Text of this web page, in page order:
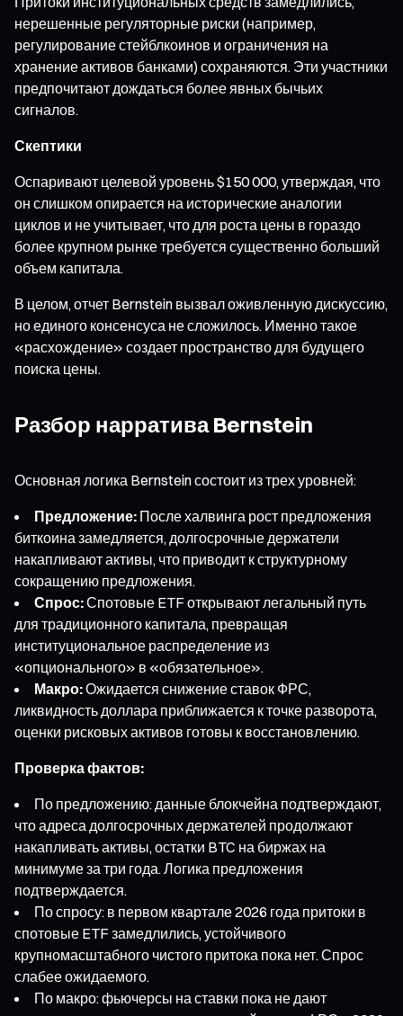
нерешенные регуляторные риски (например,
регулирование стейблкоинов и ограничения на
хранение активов банками) сохраняются. Эти участники
предпочитают дождаться более явных бычьих
сигналов.
Скептики
Оспаривают целевой уровень $150 000, утверждая, что
он слишком опирается на исторические аналогии
циклов и не учитывает, что для роста цены в гораздо
более крупном рынке требуется существенно больший
объем капитала.
В целом, отчет Bernstein вызвал оживленную дискуссию,
но единого консенсуса не сложилось. Именно такое
«расхождение» создает пространство для будущего
поиска цены.
Разбор нарратива Bernstein
Основная логика Bernstein состоит из трех уровней:
Предложение: После халвинга рост предложения
биткоина замедляется, долгосрочные держатели
накапливают активы, что приводит к структурному
сокращению предложения.
Спрос:Спотовые ETF открывают легальный путь
для традиционного капитала, превращая
институциональное распределение из
«опционального» в «обязательное».
Макро:Ожидается снижение ставок ФРС,
ликвидность доллара приближается к точке разворота,
оценки рисковых активов готовы к восстановлению.
Проверка фактов:
По предложению: данные блокчейна подтверждают,
что адреса долгосрочных держателей продолжают
накапливать активы, остатки BTC на биржах на
минимуме за три года. Логика предложения
подтверждается.
По спросу: в первом квартале 2026 года притоки в
спотовые ETF замедлились, устойчивого
крупномасштабного чистого притока пока нет. Спрос
слабее ожидаемого.
По макро: фьючерсы на ставки пока не дают